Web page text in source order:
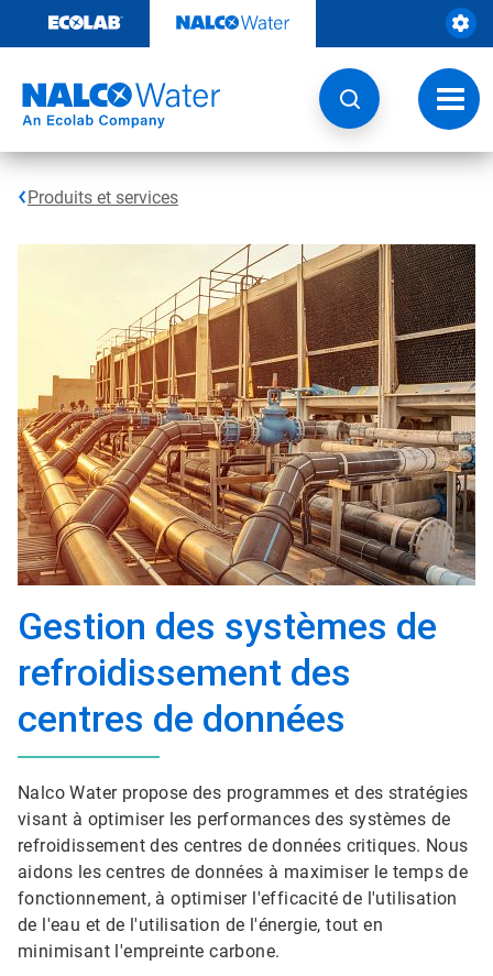
contenu​​​​​​​
à
Produits et services
Gestion des systèmes de
refroidissement des
centres de données
Nalco Water propose des programmes et des stratégies
visant à optimiser les performances des systèmes de
refroidissement des centres de données critiques. Nous
aidons les centres de données à maximiser le temps de
fonctionnement, à optimiser l'efficacité de l'utilisation
de l'eau et de l'utilisation de l'énergie, tout en
minimisant l'empreinte carbone.